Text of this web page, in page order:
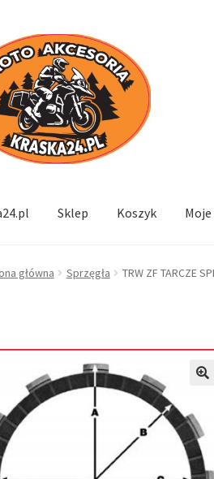
Sklep Koszyk
główna Sprzęgła TRW ZF TARCZE